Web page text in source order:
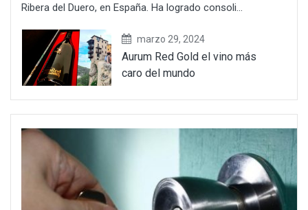
Ribera del Duero, en España. Ha logrado consoli...
marzo 29, 2024
Aurum Red Gold el vino más
caro del mundo